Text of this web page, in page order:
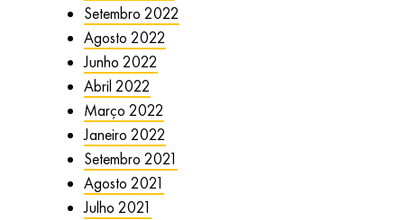
Setembro 2022
Agosto 2022
Junho 2022
Abril 2022
Março 2022
Janeiro 2022
Setembro 2021
Agosto 2021
Julho 2021